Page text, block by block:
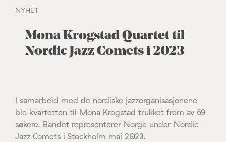
NYHET
Mona Krogstad Quartet til
Nordic Jazz Comets i 2023
I samarbeid med de nordiske jazzorganisasjonene
ble kvartetten til Mona Krogstad trukket frem av 69
søkere. Bandet representerer Norge under Nordic
Jazz Comets i Stockholm mai 2023.